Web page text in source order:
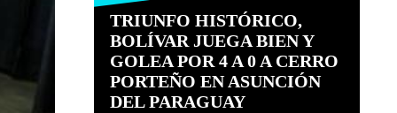
TRIUNFO HISTÓRICO,
BOLÍVAR JUEGA BIEN Y
GOLEA POR 4 A 0 A CERRO
PORTEÑO EN ASUNCIÓN
DEL PARAGUAY